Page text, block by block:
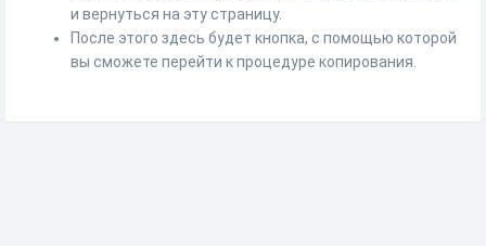
и вернуться на эту страницу.
После этого здесь будет кнопка, с помощью которой
вы сможете перейти к процедуре копирования.